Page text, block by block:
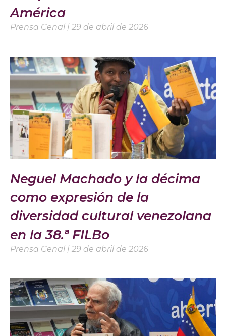
América
Prensa Cenal 29 de abril de 2026
Neguel Machado y la décima
como expresión de la
diversidad cultural venezolana
en la 38.ª FILBo
Prensa Cenal 29 de abril de 2026